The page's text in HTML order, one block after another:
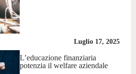
Luglio 17, 2025
L’educazione finanziaria
potenzia il welfare aziendale